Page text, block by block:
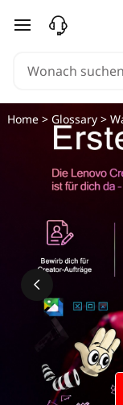
W
zum Hauptinhalt
Home> Glossary>